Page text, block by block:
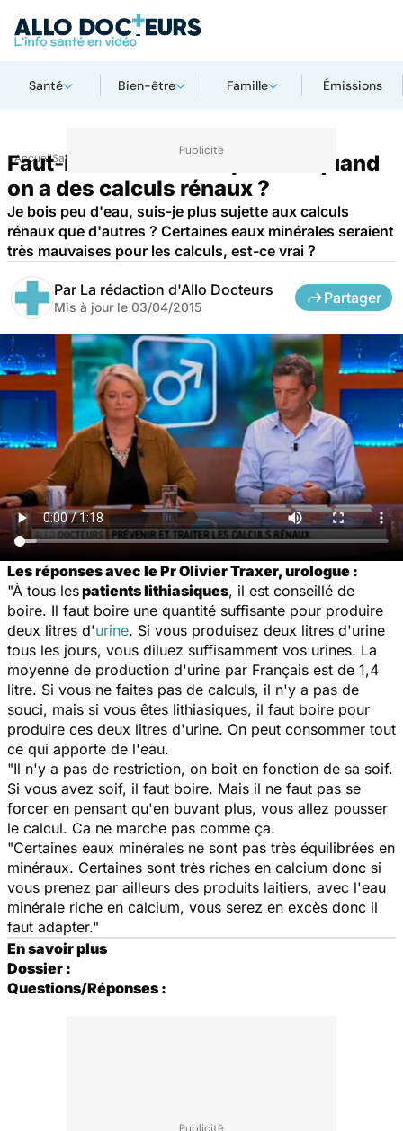
Santé Bien-être Famille Émissions
AccueilSanté
Faut-il boire beaucoup d'eau quand
on a des calculs rénaux ?
Je bois peu d'eau, suis-je plus sujette aux calculs
rénaux que d'autres ? Certaines eaux minérales seraient
très mauvaises pour les calculs, est-ce vrai ?
Par La rédaction d'Allo Docteurs
Mis à jour le 03/04/2015
Partager
Les réponses avec le Pr Olivier Traxer, urologue :
"À tous lespatients lithiasiques, il est conseillé de
boire. Il faut boire une quantité suffisante pour produire
deux litres d'urine. Si vous produisez deux litres d'urine
tous les jours, vous diluez suffisamment vos urines. La
moyenne de production d'urine par Français est de 1,4
litre. Si vous ne faites pas de calculs, il n'y a pas de
souci, mais si vous êtes lithiasiques, il faut boire pour
produire ces deux litres d'urine. On peut consommer tout
ce qui apporte de l'eau.
"Il n'y a pas de restriction, on boit en fonction de sa soif.
Si vous avez soif, il faut boire. Mais il ne faut pas se
forcer en pensant qu'en buvant plus, vous allez pousser
le calcul. Ca ne marche pas comme ça.
"Certaines eaux minérales ne sont pas très équilibrées en
minéraux. Certaines sont très riches en calcium donc si
vous prenez par ailleurs des produits laitiers, avec l'eau
minérale riche en calcium, vous serez en excès donc il
faut adapter."
En savoir plus
Dossier :
Questions/Réponses :